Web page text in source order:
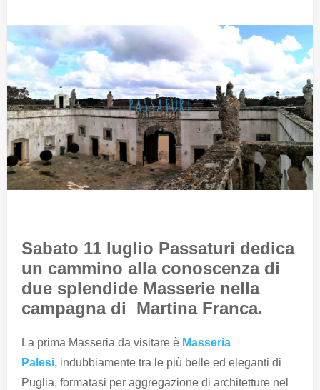
Sabato 11 luglio Passaturi dedica
un cammino alla conoscenza di
due splendide Masserie nella
campagna di Martina Franca.
La prima Masseria da visitare è Masseria
Palesi, indubbiamente tra le più belle ed eleganti di
Puglia, formatasi per aggregazione di architetture nel